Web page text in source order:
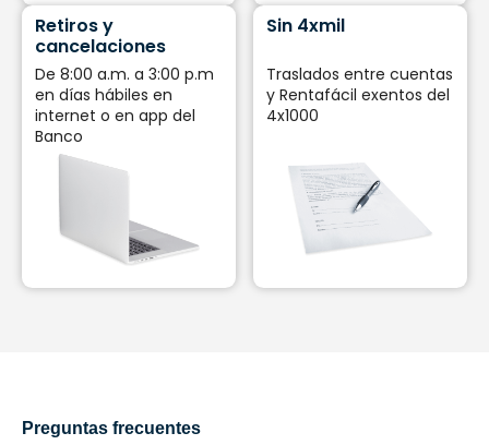
Retiros y
cancelaciones
De 8:00 a.m. a 3:00 p.m
en días hábiles en
internet o en app del
Banco
Sin 4xmil
Traslados entre cuentas
y Rentafácil exentos del
4x1000
Preguntas frecuentes